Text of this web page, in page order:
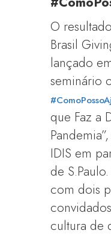
O
Brasil
lançado
seminário
que Faz a
Pandemia”,
IDIS em
de
com dois
cultura de